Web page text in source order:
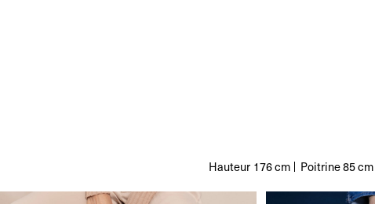
Hauteur 176 cm Poitrine85 cm